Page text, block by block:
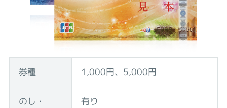
券種 1,000円、5,000円
のし・
有り